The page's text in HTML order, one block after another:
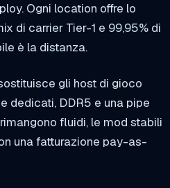
Ogni location offre lo
di carrier Tier-1 e 99,95% di
è la distanza.
gli host di gioco
dedicati, DDR5 e una pipe
fluidi, le mod stabili
una fatturazione pay-as-